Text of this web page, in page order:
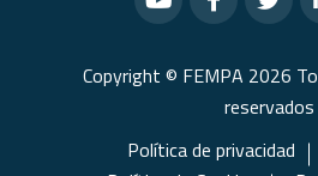
Copyright © FEMPA 2026
reservados
Política de privacidad